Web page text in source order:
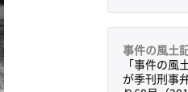
事件の風土
「事件の風
が季刊刑事